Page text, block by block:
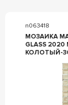
n063418
МОЗАИКА
GLASS
КОЛОТЫЙ-